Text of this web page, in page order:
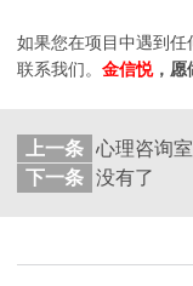
如果您在项目中遇到
联系我们。 金信悦，愿
上一条
下一条 没有了